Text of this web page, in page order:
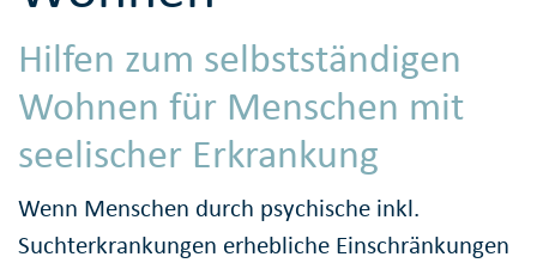
Hilfen zum selbstständigen
Wohnen für Menschen mit
seelischer Erkrankung
Wenn Menschen durch psychische inkl.
Suchterkrankungen erhebliche Einschränkungen